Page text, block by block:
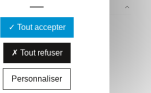
lès-Pontavert
Tout accepter
Tout refuser
Personnaliser